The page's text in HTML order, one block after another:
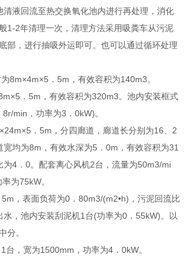
清液回流至热交换氧化池内进行再处理，消化
1-2年清理一次，清理方法采用吸粪车从污泥
部，进行抽吸外运即可。也可以通过循环处理
8m×4m×5．5m，有效容积为140m3。
．5m，有效容积为320m3。池内安装框式
min，功率为3．0kW)。
．5m，分四廊道，廊道长分别为16、2
均为8m，有效水深为5．0m，有效容积为31
为4．0。配套离心风机2台，流量为50m3/mi
为75kW。
，表面负荷为0．80m3/(m2•h)，污泥回流比
水，池内安装刮泥机1台(功率为0．55kW)。以
分。
台，宽为1500mm，功率为4．0kW。